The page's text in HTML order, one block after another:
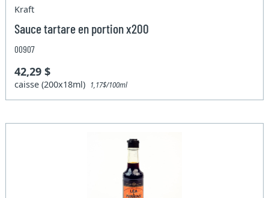
Kraft
Sauce tartare en portion x200
00907
42,29 $
caisse (200x18ml) 1,17$/100ml